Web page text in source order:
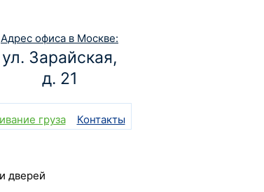
Адрес офиса в Москве:
ул. Зарайская,
д. 21
груза Контакты
дверей